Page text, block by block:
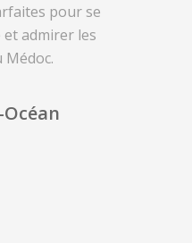
pour se
admirer les
Médoc.